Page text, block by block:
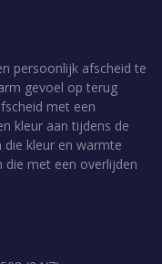
persoonlijk afscheid te
gevoel op terug
met een
kleur aan tijdens de
die kleur en warmte
die met een overlijden